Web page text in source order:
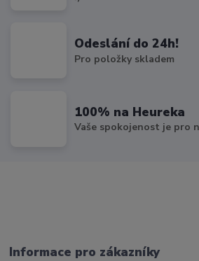
Odeslání do 24h!
Pro položky skladem
100% na Heureka
Vaše spokojenost je pro
Informace pro zákazníky